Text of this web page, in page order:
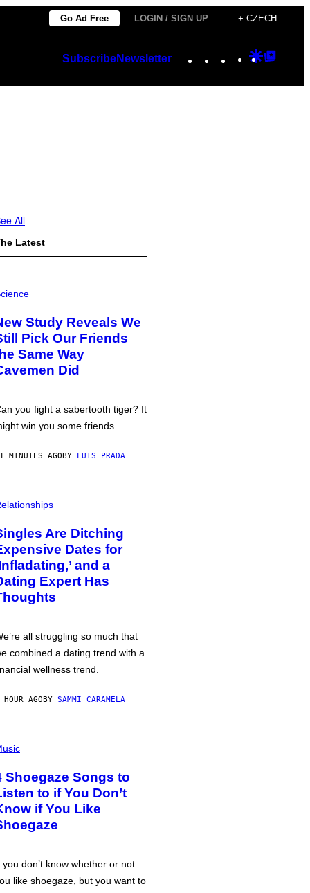
Go Ad Free LOGIN / SIGN UP + CZECH
SubscribeNewsletter Instagram
TikTok
YouTube
Google
All
Latest
Study Reveals We
Pick Our Friends
Same Way
Did
you fight a sabertooth tiger? It
win you some friends.
MINUTES AGOBY LUIS PRADA
Are Ditching
Dates for
and a
Expert Has
all struggling so much that
combined a dating trend with a
wellness trend.
HOUR AGOBY SAMMI CARAMELA
Shoegaze Songs to
to if You Don’t
if You Like
you don’t know whether or not
like shoegaze, but you want to